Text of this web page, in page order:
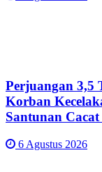
Perjuangan 3,5
Korban
Santunan
6 Agustus 2026